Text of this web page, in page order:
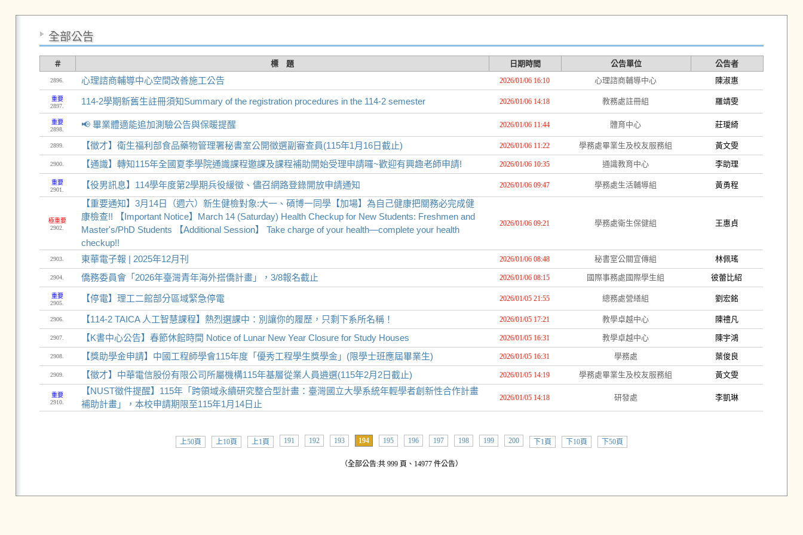
全部公告
＃ 標 題 日期時間 公告單位 公告者
2896. 心理諮商輔導中心空間改善施工公告 2026/01/06 16:10 心理諮商輔導中心 陳淑惠
重要
2897.
114-2學期新舊生註冊須知Summary of the registration procedures in the 114-2 semester 2026/01/06 14:18 教務處註冊組 羅靖雯
重要
2898.
📢 畢業體適能追加測驗公告與保暖提醒 2026/01/06 11:44 體育中心 莊璦綺
2899. 【徵才】衛生福利部食品藥物管理署秘書室公開徵選副審查員(115年1月16日截止) 2026/01/06 11:22 學務處畢業生及校友服務組 黃文雯
2900. 【通識】轉知115年全國夏季學院通識課程邀課及課程補助開始受理申請囉~歡迎有興趣老師申請! 2026/01/06 10:35 通識教育中心 李助理
重要
2901.
【役男訊息】114學年度第2學期兵役緩徵、儘召網路登錄開放申請通知 2026/01/06 09:47 學務處生活輔導組 黃勇程
極重要
2902.
【重要通知】3月14日（週六）新生健檢對象:大一、碩博一同學【加場】為自己健康把關務必完成健
康檢查!! 【Important Notice】March 14 (Saturday) Health Checkup for New Students: Freshmen and
Master's/PhD Students 【Additional Session】 Take charge of your health—complete your health
checkup!!
2026/01/06 09:21 學務處衛生保健組 王惠貞
2903. 東華電子報 | 2025年12月刊 2026/01/06 08:48 秘書室公關宣傳組 林佩瑤
2904. 僑務委員會「2026年臺灣青年海外搭僑計畫」，3/8報名截止 2026/01/06 08:15 國際事務處國際學生組 彼蕾比紹
重要
2905.
【停電】理工二館部分區域緊急停電 2026/01/05 21:55 總務處營繕組 劉宏銘
2906. 【114-2 TAICA 人工智慧課程】熱烈選課中：別讓你的履歷，只剩下系所名稱！ 2026/01/05 17:21 教學卓越中心 陳禮凡
2907. 【K書中心公告】春節休館時間 Notice of Lunar New Year Closure for Study Houses 2026/01/05 16:31 教學卓越中心 陳宇鴻
2908. 【獎助學金申請】中國工程師學會115年度「優秀工程學生獎學金」(限學士班應屆畢業生) 2026/01/05 16:31 學務處 葉俊良
2909. 【徵才】中華電信股份有限公司所屬機構115年基層從業人員遴選(115年2月2日截止) 2026/01/05 14:19 學務處畢業生及校友服務組 黃文雯
重要
2910.
【NUST徵件提醒】115年「跨領域永續研究整合型計畫：臺灣國立大學系統年輕學者創新性合作計畫
補助計畫」，本校申請期限至115年1月14日止
2026/01/05 14:18 研發處 李凱琳
上50頁 上10頁 上1頁 191 192 193 194 195 196 197 198 199 200 下1頁 下10頁 下50頁
（全部公告:共 999 頁、14977 件公告）